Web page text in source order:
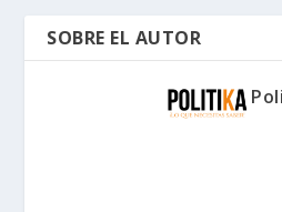
SOBRE EL AUTOR